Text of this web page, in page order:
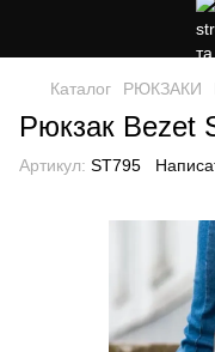
Каталог РЮКЗАКИ
Рюкзак Bezet
Артикул: ST795